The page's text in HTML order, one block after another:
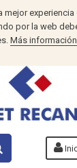
experiencia
por la web
Más